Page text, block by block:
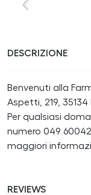
DESCRIZIONE
Benvenuti alla
Aspetti, 219,
Per qualsiasi
numero 049
maggiori
REVIEWS